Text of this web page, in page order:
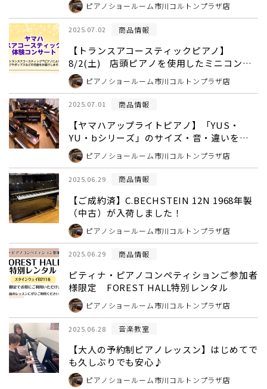
ピアノショールーム市川コルトンプラザ店
2025.07.02 商品情報
【トランスアコースティックピアノ】
8/2(土) 店頭ピアノを使用したミニコンサ
ート開催ピアノショールーム市川コルトンプラザ店
2025.07.01 商品情報
【ヤマハアップライトピアノ】「YUS・
YU・bシリーズ」のサイズ・音・違いを、
ピアノ専門スタッフが比較検証しました！
ピアノショールーム市川コルトンプラザ店
2025.06.29 商品情報
【ご成約済】C.BECHSTEIN 12N 1968年製
（中古）が入荷しました！
ピアノショールーム市川コルトンプラザ店
2025.06.29 商品情報
ピティナ・ピアノコンペティションご参加者
様限定 FOREST HALL特別レンタル
ピアノショールーム市川コルトンプラザ店
2025.06.28 音楽教室
【大人の予約制ピアノレッスン】はじめてで
も久しぶりでも安心♪
ピアノショールーム市川コルトンプラザ店